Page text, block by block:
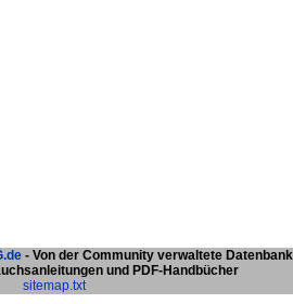
- Von der Community verwaltete Datenbank
und PDF-Handbücher
sitemap.txt